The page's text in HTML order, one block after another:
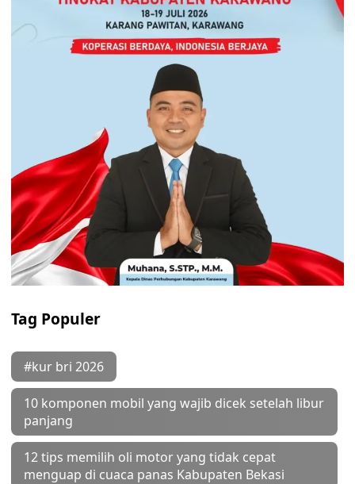
Tag Populer
#kur bri 2026
10 komponen mobil yang wajib dicek setelah libur
panjang
12 tips memilih oli motor yang tidak cepat
menguap di cuaca panas Kabupaten Bekasi